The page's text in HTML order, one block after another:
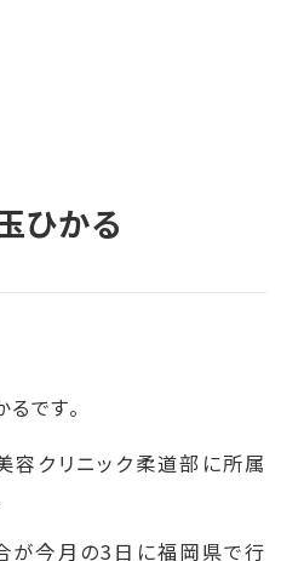
ひかる
です。
容クリニック柔道部に所属
が今月の3日に福岡県で行